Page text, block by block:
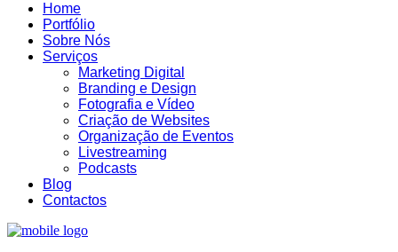
Home
Portfólio
Sobre Nós
Serviços
Marketing Digital
Branding e Design
Fotografia e Vídeo
Criação de Websites
Organização de Eventos
Livestreaming
Podcasts
Blog
Contactos